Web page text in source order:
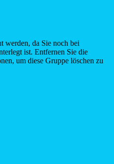
werden, da Sie noch bei
ist. Entfernen Sie die
um diese Gruppe löschen zu